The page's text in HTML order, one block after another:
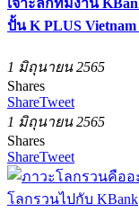
ปั้น K PLUS
1 มิถุนายน 2565
Shares
ShareTweet
1 มิถุนายน 2565
Shares
ShareTweet